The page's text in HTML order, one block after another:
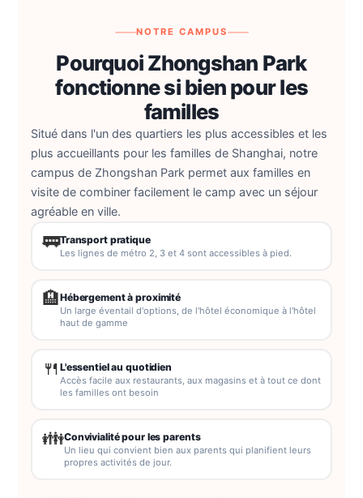
NOTRE CAMPUS
Pourquoi Zhongshan Park
fonctionne si bien pour les
familles
Situé dans l'un des quartiers les plus accessibles et les
plus accueillants pour les familles de Shanghai, notre
campus de Zhongshan Park permet aux familles en
visite de combiner facilement le camp avec un séjour
agréable en ville.
🚃Transport pratique
Les lignes de métro 2, 3 et 4 sont accessibles à pied.
🏨Hébergement à proximité
Un large éventail d'options, de l'hôtel économique à l'hôtel
haut de gamme
🍴 L'essentiel au quotidien
Accès facile aux restaurants, aux magasins et à tout ce dont
les familles ont besoin
👪Convivialité pour les parents
Un lieu qui convient bien aux parents qui planifient leurs
propres activités de jour.